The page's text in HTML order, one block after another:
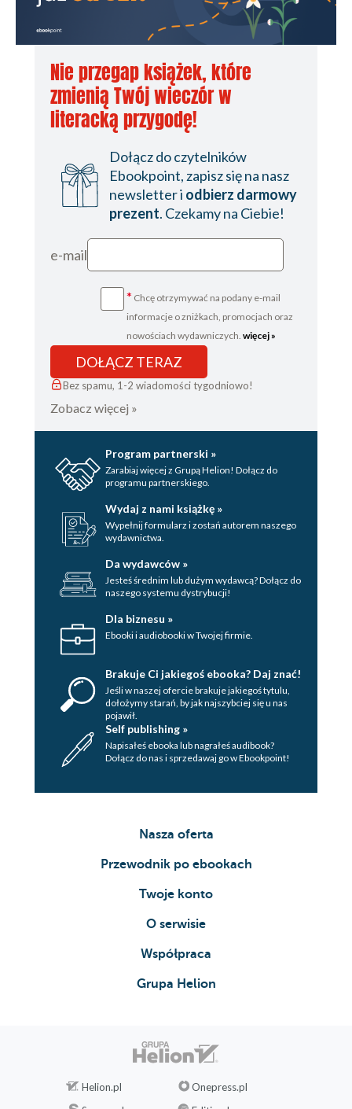
Nie przegap książek, które
zmienią Twój wieczór w
literacką przygodę!
Dołącz do czytelników
Ebookpoint, zapisz się na nasz
newsletter i odbierz darmowy
prezent. Czekamy na Ciebie!
e-mail
* Chcę otrzymywać na podany e-mail
informacje o zniżkach, promocjach oraz
nowościach wydawniczych. więcej »
DOŁĄCZ TERAZ
Bez spamu, 1-2 wiadomości tygodniowo!
Zobacz więcej »
Program partnerski »
Zarabiaj więcej z Grupą Helion! Dołącz do
programu partnerskiego.
Wydaj z nami książkę »
Wypełnij formularz i zostań autorem naszego
wydawnictwa.
Da wydawców »
Jesteś średnim lub dużym wydawcą? Dołącz do
naszego systemu dystrybucji!
Dla biznesu »
Ebooki i audiobooki w Twojej firmie.
Brakuje Ci jakiegoś ebooka? Daj znać!
Jeśli w naszej ofercie brakuje jakiegoś tytulu,
dołożymy starań, by jak najszybciej się u nas
pojawił.
Self publishing »
Napisałeś ebooka lub nagrałeś audibook?
Dołącz do nas i sprzedawaj go w Ebookpoint!
Nasza oferta
Przewodnik po ebookach
Twoje konto
O serwisie
Współpraca
Grupa Helion
Helion.pl
Onepress.pl